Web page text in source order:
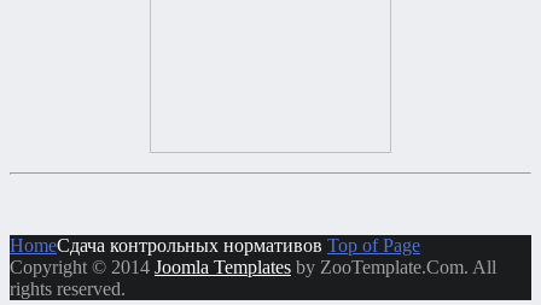
HomeСдача контрольных нормативов Top of Page
Copyright © 2014 Joomla Templates by ZooTemplate.Com. All
rights reserved.